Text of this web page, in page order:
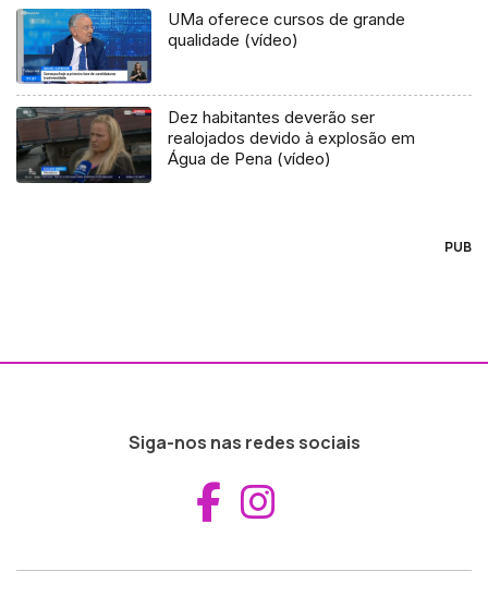
UMa oferece cursos de grande
qualidade (vídeo)
Dez habitantes deverão ser
realojados devido à explosão em
Água de Pena (vídeo)
PUB
Siga-nos nas redes sociais
Aceder ao